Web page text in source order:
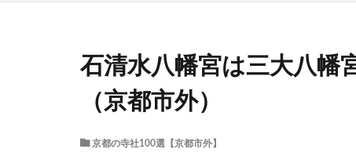
石清水八幡宮は三大八幡
（京都市外）
京都の寺社100選【京都市外】